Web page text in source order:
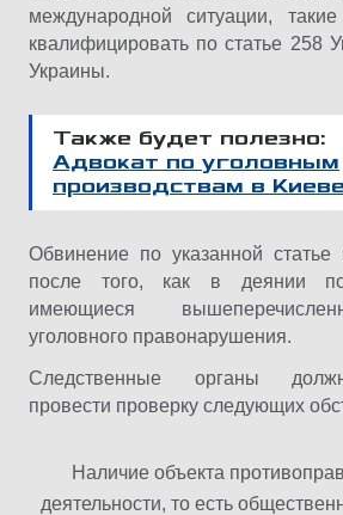
международной ситуации,
квалифицировать по статье 258
Украины.
Также будет полезно:
Адвокат по уголовным
производствам в Киеве
Обвинение по указанной статье
после того, как в деянии
имеющиеся
уголовного правонарушения.
Следственные органы
провести проверку следующих
Наличие объекта
деятельности, то есть